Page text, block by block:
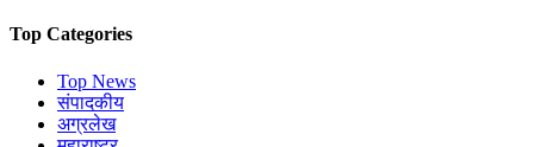
Top Categories
Top News
संपादकीय
अग्रलेख